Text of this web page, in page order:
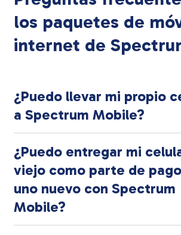
los paquetes de
internet de
¿Puedo llevar mi propio
a Spectrum Mobile?
¿Puedo entregar mi
viejo como parte de
uno nuevo con Spectrum
Mobile?